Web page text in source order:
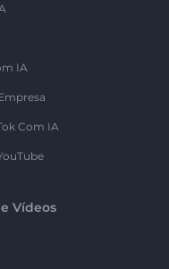
IA
Com IA
Vídeos